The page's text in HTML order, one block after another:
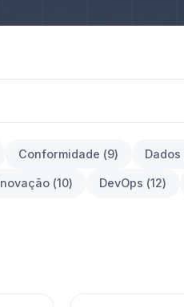
Conformidade (9) Dados
(10) DevOps (12)